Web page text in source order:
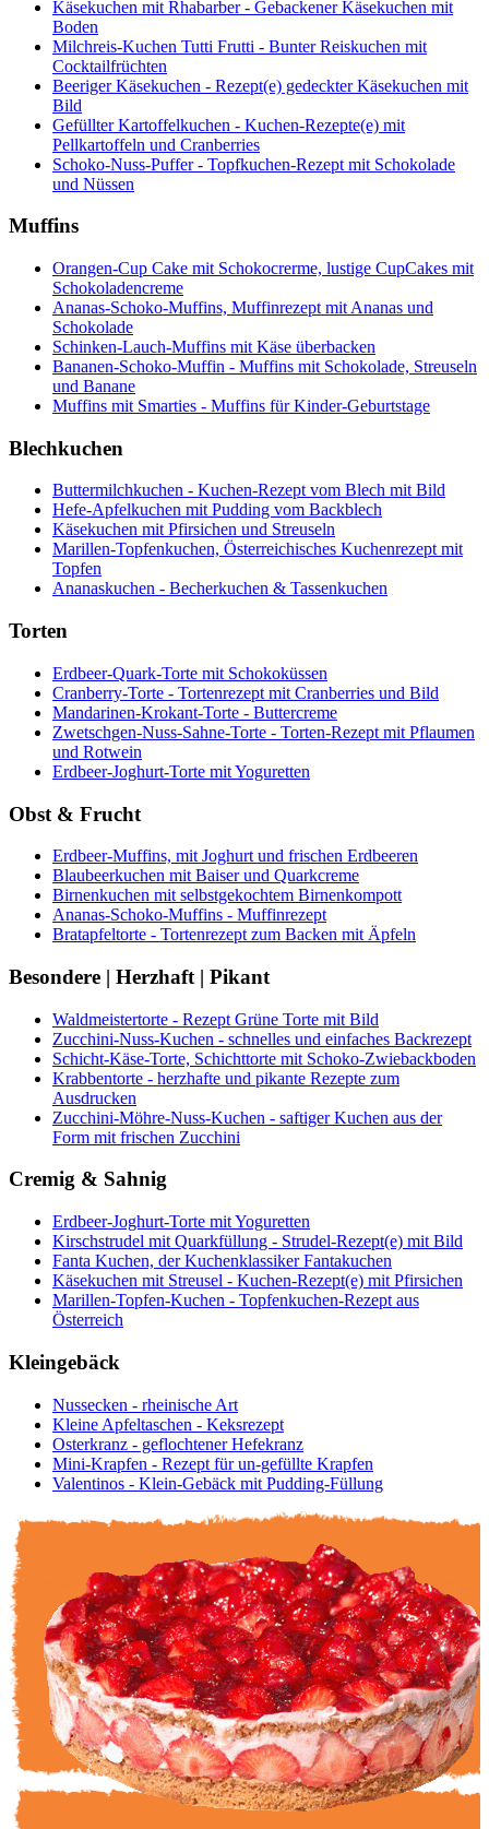
Käsekuchen mit Rhabarber - Gebackener Käsekuchen mit
Boden
Milchreis-Kuchen Tutti Frutti - Bunter Reiskuchen mit
Cocktailfrüchten
Beeriger Käsekuchen - Rezept(e) gedeckter Käsekuchen mit
Bild
Gefüllter Kartoffelkuchen - Kuchen-Rezepte(e) mit
Pellkartoffeln und Cranberries
Schoko-Nuss-Puffer - Topfkuchen-Rezept mit Schokolade
und Nüssen
Muffins
Orangen-Cup Cake mit Schokocrerme, lustige CupCakes mit
Schokoladencreme
Ananas-Schoko-Muffins, Muffinrezept mit Ananas und
Schokolade
Schinken-Lauch-Muffins mit Käse überbacken
Bananen-Schoko-Muffin - Muffins mit Schokolade, Streuseln
und Banane
Muffins mit Smarties - Muffins für Kinder-Geburtstage
Blechkuchen
Buttermilchkuchen - Kuchen-Rezept vom Blech mit Bild
Hefe-Apfelkuchen mit Pudding vom Backblech
Käsekuchen mit Pfirsichen und Streuseln
Marillen-Topfenkuchen, Österreichisches Kuchenrezept mit
Topfen
Ananaskuchen - Becherkuchen & Tassenkuchen
Torten
Erdbeer-Quark-Torte mit Schokoküssen
Cranberry-Torte - Tortenrezept mit Cranberries und Bild
Mandarinen-Krokant-Torte - Buttercreme
Zwetschgen-Nuss-Sahne-Torte - Torten-Rezept mit Pflaumen
und Rotwein
Erdbeer-Joghurt-Torte mit Yoguretten
Obst & Frucht
Erdbeer-Muffins, mit Joghurt und frischen Erdbeeren
Blaubeerkuchen mit Baiser und Quarkcreme
Birnenkuchen mit selbstgekochtem Birnenkompott
Ananas-Schoko-Muffins - Muffinrezept
Bratapfeltorte - Tortenrezept zum Backen mit Äpfeln
Besondere | Herzhaft | Pikant
Waldmeistertorte - Rezept Grüne Torte mit Bild
Zucchini-Nuss-Kuchen - schnelles und einfaches Backrezept
Schicht-Käse-Torte, Schichttorte mit Schoko-Zwiebackboden
Krabbentorte - herzhafte und pikante Rezepte zum
Ausdrucken
Zucchini-Möhre-Nuss-Kuchen - saftiger Kuchen aus der
Form mit frischen Zucchini
Cremig & Sahnig
Erdbeer-Joghurt-Torte mit Yoguretten
Kirschstrudel mit Quarkfüllung - Strudel-Rezept(e) mit Bild
Fanta Kuchen, der Kuchenklassiker Fantakuchen
Käsekuchen mit Streusel - Kuchen-Rezept(e) mit Pfirsichen
Marillen-Topfen-Kuchen - Topfenkuchen-Rezept aus
Österreich
Kleingebäck
Nussecken - rheinische Art
Kleine Apfeltaschen - Keksrezept
Osterkranz - geflochtener Hefekranz
Mini-Krapfen - Rezept für un-gefüllte Krapfen
Valentinos - Klein-Gebäck mit Pudding-Füllung